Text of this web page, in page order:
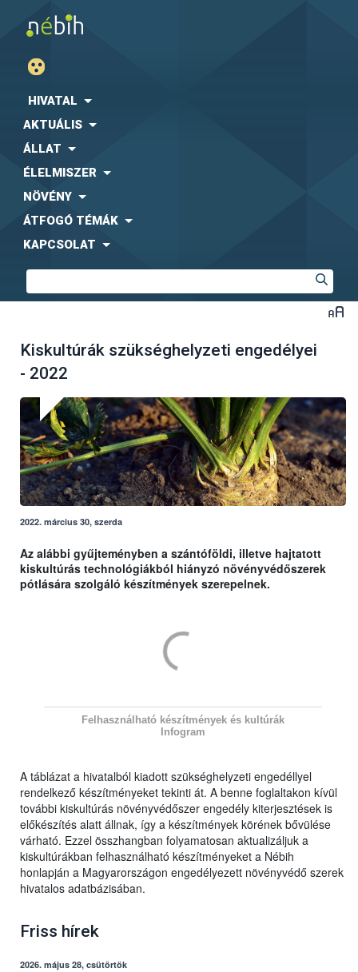
HIVATAL
AKTUÁLIS
ÁLLAT
ÉLELMISZER
NÖVÉNY
ÁTFOGÓ TÉMÁK
KAPCSOLAT
Kiskultúrák szükséghelyzeti engedélyei
- 2022
2022. március 30, szerda
Az alábbi gyűjteményben a szántóföldi, illetve hajtatott
kiskultúrás technológiákból hiányzó növényvédőszerek
pótlására szolgáló készítmények szerepelnek.
Felhasználható készítmények és kultúrák
Infogram
A táblázat a hivatalból kiadott szükséghelyzeti engedéllyel
rendelkező készítményeket tekinti át. A benne foglaltakon kívül
további kiskultúrás növényvédőszer engedély kiterjesztések is
előkészítés alatt állnak, így a készítmények körének bővülése
várható. Ezzel összhangban folyamatosan aktualizáljuk a
kiskultúrákban felhasználható készítményeket a Nébih
honlapján a Magyarországon engedélyezett növényvédő szerek
hivatalos adatbázisában.
Friss hírek
2026. május 28, csütörtök